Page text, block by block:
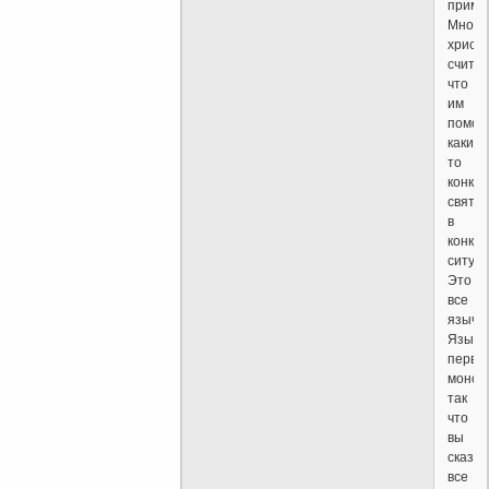
что
им
какие-
то
в
Это
все
так
что
вы
все